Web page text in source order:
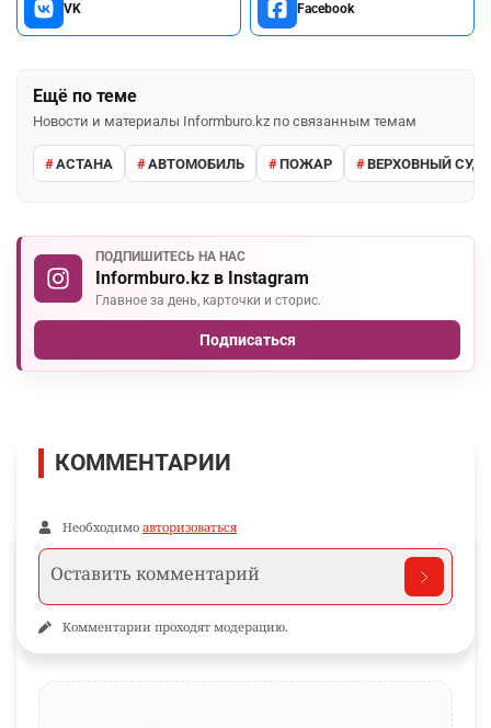
VK Facebook
Ещё по теме
Новости и материалы Informburo.kz по связанным темам
АСТАНА АВТОМОБИЛЬ ПОЖАР ВЕРХОВНЫЙ СУД
ПОДПИШИТЕСЬ НА НАС
Informburo.kz в Instagram
Главное за день, карточки и сторис.
Подписаться
КОММЕНТАРИИ
Необходимо авторизоваться
Комментарии проходят модерацию.